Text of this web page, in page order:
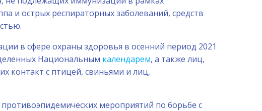
и острых респираторных заболеваний, средств
в сфере охраны здоровья в осенний период 2021
Национальным календарем, а также лиц,
контакт с птицей, свиньями и лиц,
мероприятий по борьбе с